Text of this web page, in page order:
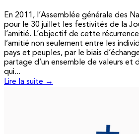
En 2011, l’Assemblée générale des
pour le 30 juillet les festivités de la
l’amitié. L’objectif de cette
l’amitié non seulement entre les
pays et peuples, par le biais
partage d’un ensemble de valeurs et
qui...
Lire la suite →